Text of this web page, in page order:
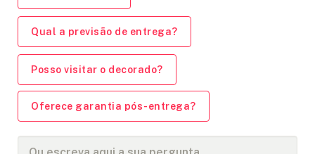
Qual a previsão de entrega?
Posso visitar o decorado?
Oferece garantia pós-entrega?